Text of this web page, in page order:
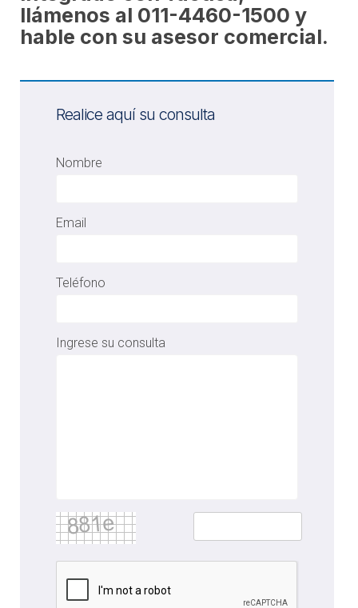
llámenos al 011-4460-1500 y
hable con su asesor comercial.
Realice aquí su consulta
Nombre
Email
Teléfono
Ingrese su consulta